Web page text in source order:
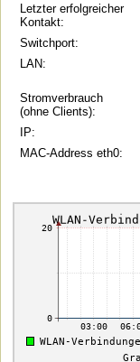
Letzter erfolgreicher
Kontakt:
Switchport:
LAN:
Stromverbrauch
(ohne Clients):
IP:
MAC-Address eth0: